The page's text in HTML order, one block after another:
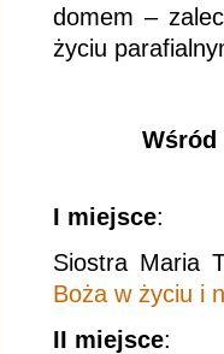
domem –
życiu
Wśród
I miejsce:
Siostra Maria
Boża w życiu i
II miejsce: